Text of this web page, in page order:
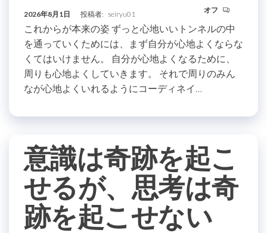
2026年8月1日 投稿者: seiryu01 オフ
これからが本来の姿 ずっと心地いいトンネルの中
を通っていくためには、まず自分が心地よくならな
くてはいけません。 自分が心地よくなるために、
周りも心地よくしていきます。 それで周りのみん
なが心地よくいれるようにコーディネイ…
意識は奇跡を起こ
せるが、思考は奇
跡を起こせない